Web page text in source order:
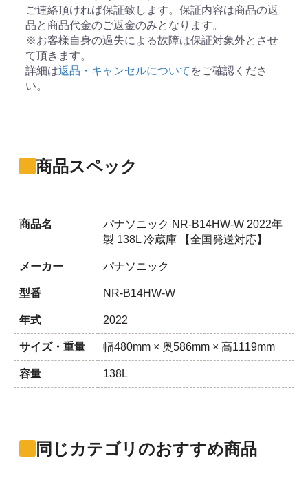
ご連絡頂ければ保証致します。保証内容は商品の返
品と商品代金のご返金のみとなります。
※お客様自身の過失による故障は保証対象外とさせ
て頂きます。
詳細は返品・キャンセルについて をご確認くださ
い。
商品スペック
商品名
パナソニック NR-B14HW-W 2022年
製 138L 冷蔵庫 【全国発送対応】
メーカー パナソニック
型番 NR-B14HW-W
年式 2022
サイズ・重量 幅480mm × 奥586mm × 高1119mm
容量 138L
同じカテゴリのおすすめ商品